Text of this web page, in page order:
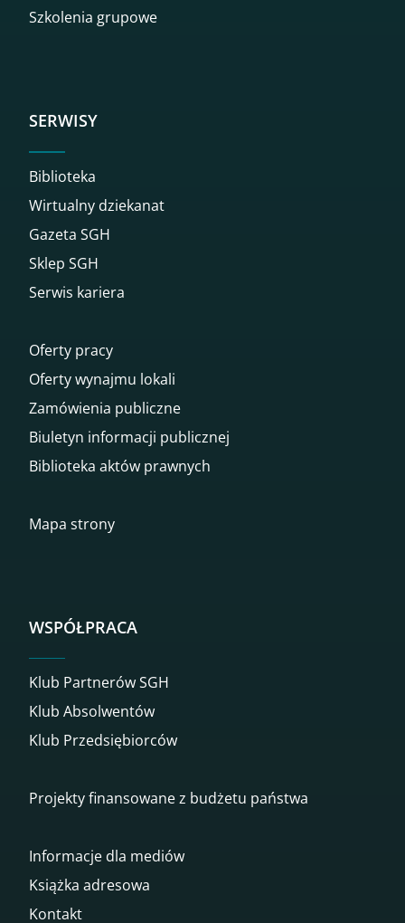
Szkolenia grupowe
SERWISY
Biblioteka
Wirtualny dziekanat
Gazeta SGH
Sklep SGH
Serwis kariera
Oferty pracy
Oferty wynajmu lokali
Zamówienia publiczne
Biuletyn informacji publicznej
Biblioteka aktów prawnych
Mapa strony
WSPÓŁPRACA
Klub Partnerów SGH
Klub Absolwentów
Klub Przedsiębiorców
Projekty finansowane z budżetu państwa
Informacje dla mediów
Książka adresowa
Kontakt